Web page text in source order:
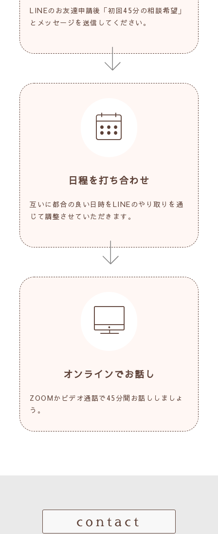
LINEのお友達申請後「初回45分の相談希望」
とメッセージを送信してください。
日程を打ち合わせ
互いに都合の良い日時をLINEのやり取りを通
じて調整させていただきます。
オンラインでお話し
ZOOMかビデオ通話で45分間お話ししましょ
う。
contact